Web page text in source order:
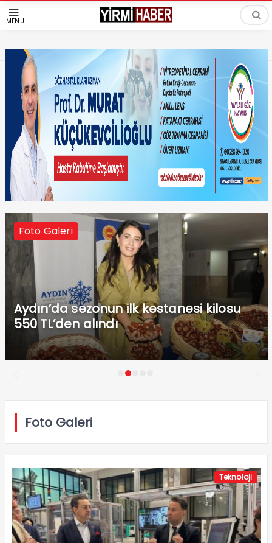
MENÜ
Foto Galeri
Aydın’da sezonun ilk kestanesi kilosu
550 TL’den alındı
Foto Galeri
Teknoloji